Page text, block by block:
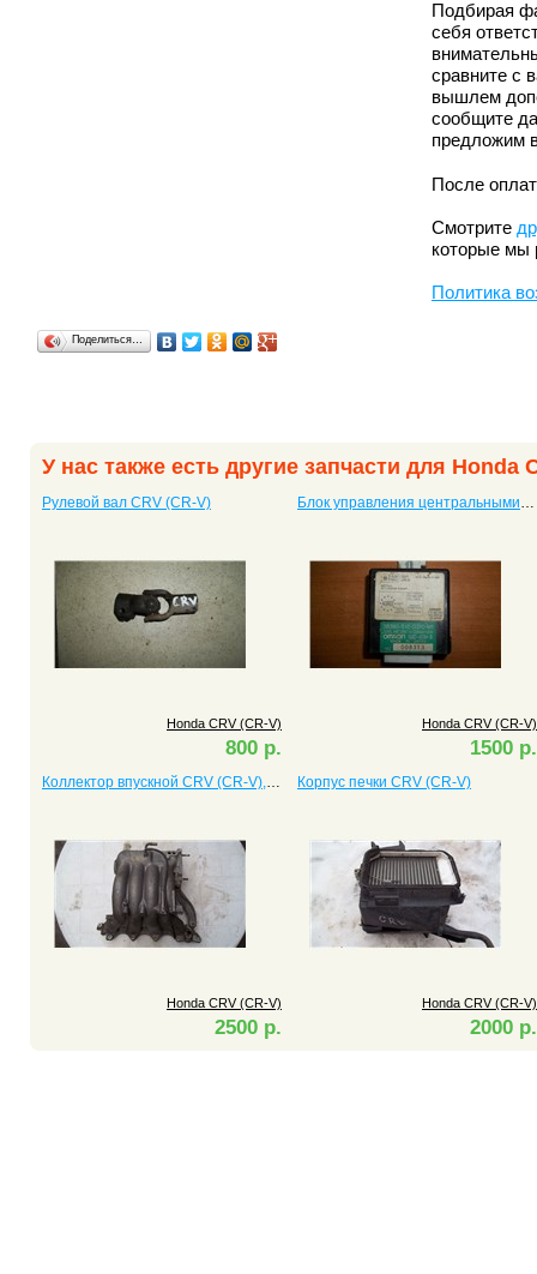
Подбирая
себя
сравните с
вышлем
сообщите
предложим
После
Смотрите
которые мы
Политика
Поделиться…
У нас также есть другие запчасти для Honda
Рулевой вал CRV (CR-V)
Honda CRV (CR-V)
800 р.
Блок управления центральными замками CRV (CR-V)
Honda CRV (CR-V)
1500 р.
Коллектор впускной CRV (CR-V), двигатель B20B
Honda CRV (CR-V)
2500 р.
Корпус печки CRV (CR-V)
Honda CRV (CR-V)
2000 р.